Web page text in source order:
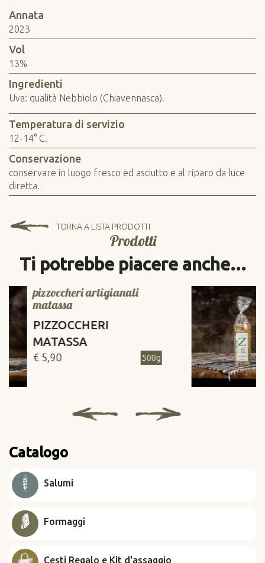
Annata
2023
Vol
13%
Ingredienti
Uva: qualità Nebbiolo (Chiavennasca).
Temperatura di servizio
12-14° C.
Conservazione
conservare in luogo fresco ed asciutto e al riparo da luce
diretta.
TORNA A LISTA PRODOTTI
Prodotti
Ti potrebbe piacere anche...
una buona zuppa calda
ZUPPA ORZO E
€ 4,30 500g
Catalogo
Salumi
Formaggi
Cesti Regalo e Kit d'assaggio